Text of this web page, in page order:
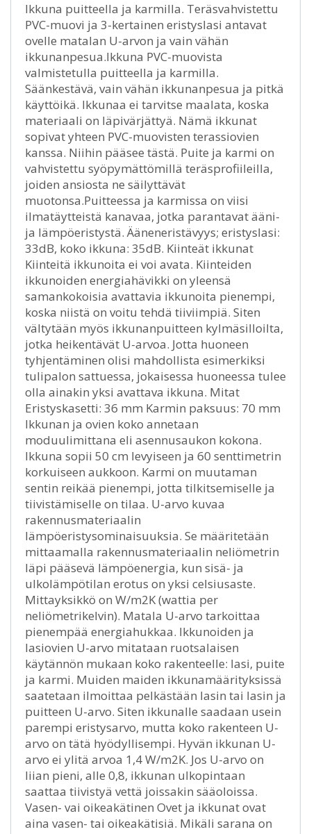
Ikkuna puitteella ja karmilla. Teräsvahvistettu
PVC-muovi ja 3-kertainen eristyslasi antavat
ovelle matalan U-arvon ja vain vähän
ikkunanpesua.Ikkuna PVC-muovista
valmistetulla puitteella ja karmilla.
Säänkestävä, vain vähän ikkunanpesua ja pitkä
käyttöikä. Ikkunaa ei tarvitse maalata, koska
materiaali on läpivärjättyä. Nämä ikkunat
sopivat yhteen PVC-muovisten terassiovien
kanssa. Niihin pääsee tästä. Puite ja karmi on
vahvistettu syöpymättömillä teräsprofiileilla,
joiden ansiosta ne säilyttävät
muotonsa.Puitteessa ja karmissa on viisi
ilmatäytteistä kanavaa, jotka parantavat ääni-
ja lämpöeristystä. Ääneneristävyys; eristyslasi:
33dB, koko ikkuna: 35dB. Kiinteät ikkunat
Kiinteitä ikkunoita ei voi avata. Kiinteiden
ikkunoiden energiahävikki on yleensä
samankokoisia avattavia ikkunoita pienempi,
koska niistä on voitu tehdä tiiviimpiä. Siten
vältytään myös ikkunanpuitteen kylmäsilloilta,
jotka heikentävät U-arvoa. Jotta huoneen
tyhjentäminen olisi mahdollista esimerkiksi
tulipalon sattuessa, jokaisessa huoneessa tulee
olla ainakin yksi avattava ikkuna. Mitat
Eristyskasetti: 36 mm Karmin paksuus: 70 mm
Ikkunan ja ovien koko annetaan
moduulimittana eli asennusaukon kokona.
Ikkuna sopii 50 cm levyiseen ja 60 senttimetrin
korkuiseen aukkoon. Karmi on muutaman
sentin reikää pienempi, jotta tilkitsemiselle ja
tiivistämiselle on tilaa. U-arvo kuvaa
rakennusmateriaalin
lämpöeristysominaisuuksia. Se määritetään
mittaamalla rakennusmateriaalin neliömetrin
läpi pääsevä lämpöenergia, kun sisä- ja
ulkolämpötilan erotus on yksi celsiusaste.
Mittayksikkö on W/m2K (wattia per
neliömetrikelvin). Matala U-arvo tarkoittaa
pienempää energiahukkaa. Ikkunoiden ja
lasiovien U-arvo mitataan ruotsalaisen
käytännön mukaan koko rakenteelle: lasi, puite
ja karmi. Muiden maiden ikkunamäärityksissä
saatetaan ilmoittaa pelkästään lasin tai lasin ja
puitteen U-arvo. Siten ikkunalle saadaan usein
parempi eristysarvo, mutta koko rakenteen U-
arvo on tätä hyödyllisempi. Hyvän ikkunan U-
arvo ei ylitä arvoa 1,4 W/m2K. Jos U-arvo on
liian pieni, alle 0,8, ikkunan ulkopintaan
saattaa tiivistyä vettä joissakin sääoloissa.
Vasen- vai oikeakätinen Ovet ja ikkunat ovat
aina vasen- tai oikeakätisiä. Mikäli sarana on